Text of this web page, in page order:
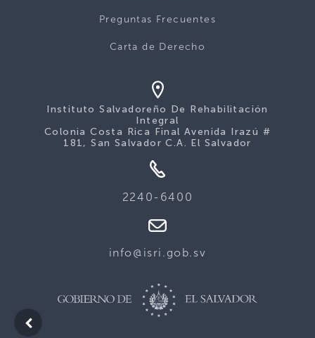
Preguntas Frecuentes
Carta de Derecho
Instituto Salvadoreño De Rehabilitación
Integral
Colonia Costa Rica Final Avenida Irazú #
181, San Salvador C.A. El Salvador
2240-6400
info@isri.gob.sv